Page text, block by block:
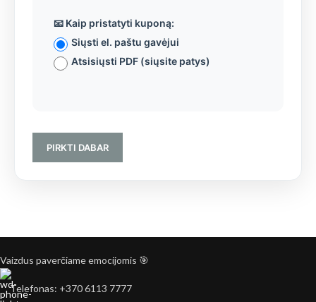
📧 Kaip pristatyti kuponą:
Siųsti el. paštu gavėjui
Atsisiųsti PDF (siųsite patys)
PIRKTI DABAR
Vaizdus paverčiame emocijomis 🎯
Telefonas: +370 6113 7777